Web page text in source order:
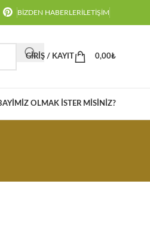
BIZDEN HABERLERİLETIŞIM
GIRIŞ / KAYIT 0,00₺
OLMAK İSTER MISINIZ?